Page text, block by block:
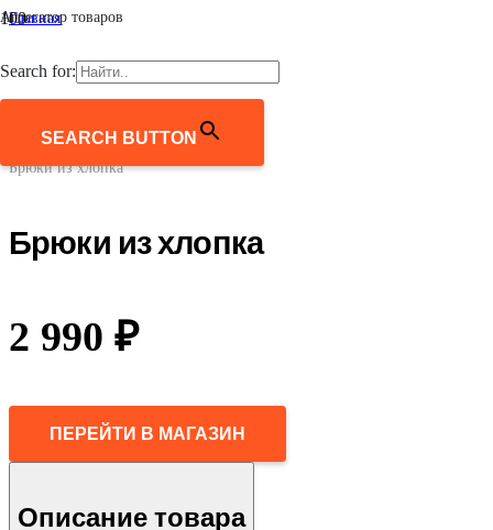
Агрегатор товаров
Search for:
SEARCH BUTTON
Главная
/
Брюки
Брюки из хлопка
Брюки из хлопка
2 990 ₽
ПЕРЕЙТИ В МАГАЗИН
Описание товара